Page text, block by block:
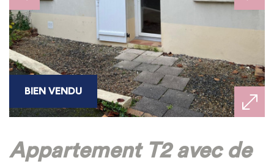
BIEN VENDU
Appartement T2 avec de